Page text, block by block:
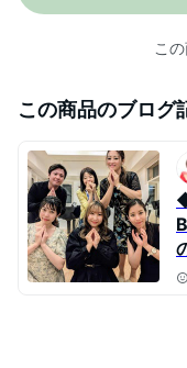
こ
この商品のブログ